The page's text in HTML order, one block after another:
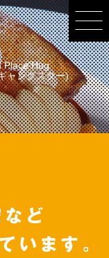
Place Hug
ャングスター)